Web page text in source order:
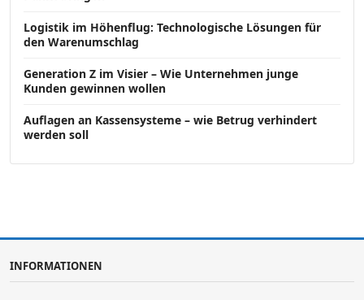
Logistik im Höhenflug: Technologische Lösungen für
den Warenumschlag
Generation Z im Visier – Wie Unternehmen junge
Kunden gewinnen wollen
Auflagen an Kassensysteme – wie Betrug verhindert
werden soll
INFORMATIONEN